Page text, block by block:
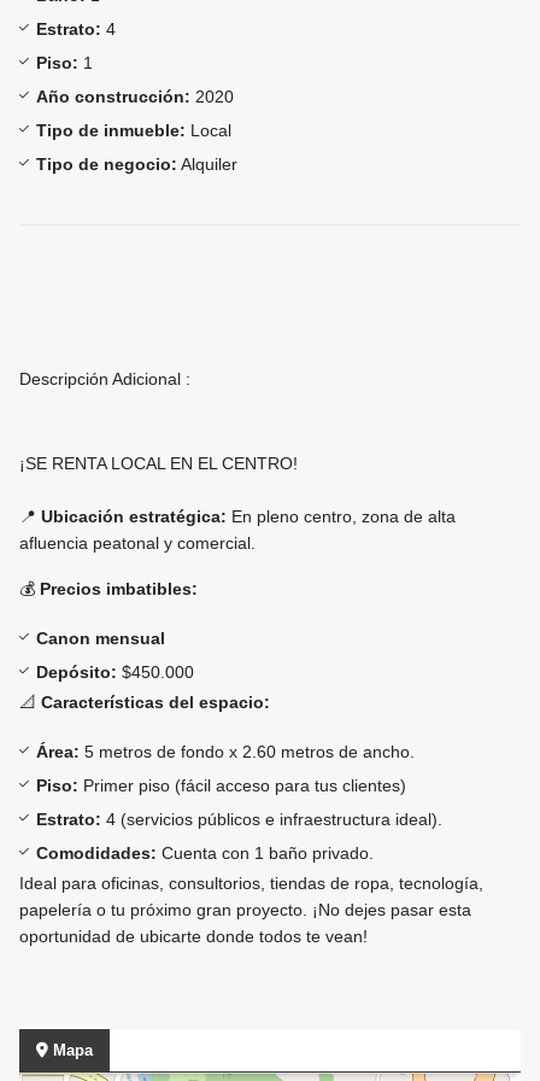
Estrato: 4
Piso: 1
Año construcción: 2020
Tipo de inmueble: Local
Tipo de negocio: Alquiler
Descripción Adicional :
¡SE RENTA LOCAL EN EL CENTRO!
📍 Ubicación estratégica: En pleno centro, zona de alta
afluencia peatonal y comercial.
💰 Precios imbatibles:
Canon mensual
Depósito: $450.000
📐 Características del espacio:
Área: 5 metros de fondo x 2.60 metros de ancho.
Piso: Primer piso (fácil acceso para tus clientes)
Estrato: 4 (servicios públicos e infraestructura ideal).
Comodidades: Cuenta con 1 baño privado.
Ideal para oficinas, consultorios, tiendas de ropa, tecnología,
papelería o tu próximo gran proyecto. ¡No dejes pasar esta
oportunidad de ubicarte donde todos te vean!
Mapa